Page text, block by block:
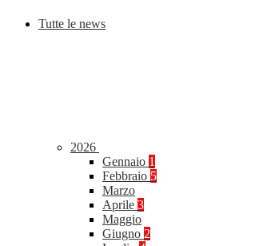
Tutte le news
2026
Gennaio 1
Febbraio 5
Marzo
Aprile 3
Maggio
Giugno 2